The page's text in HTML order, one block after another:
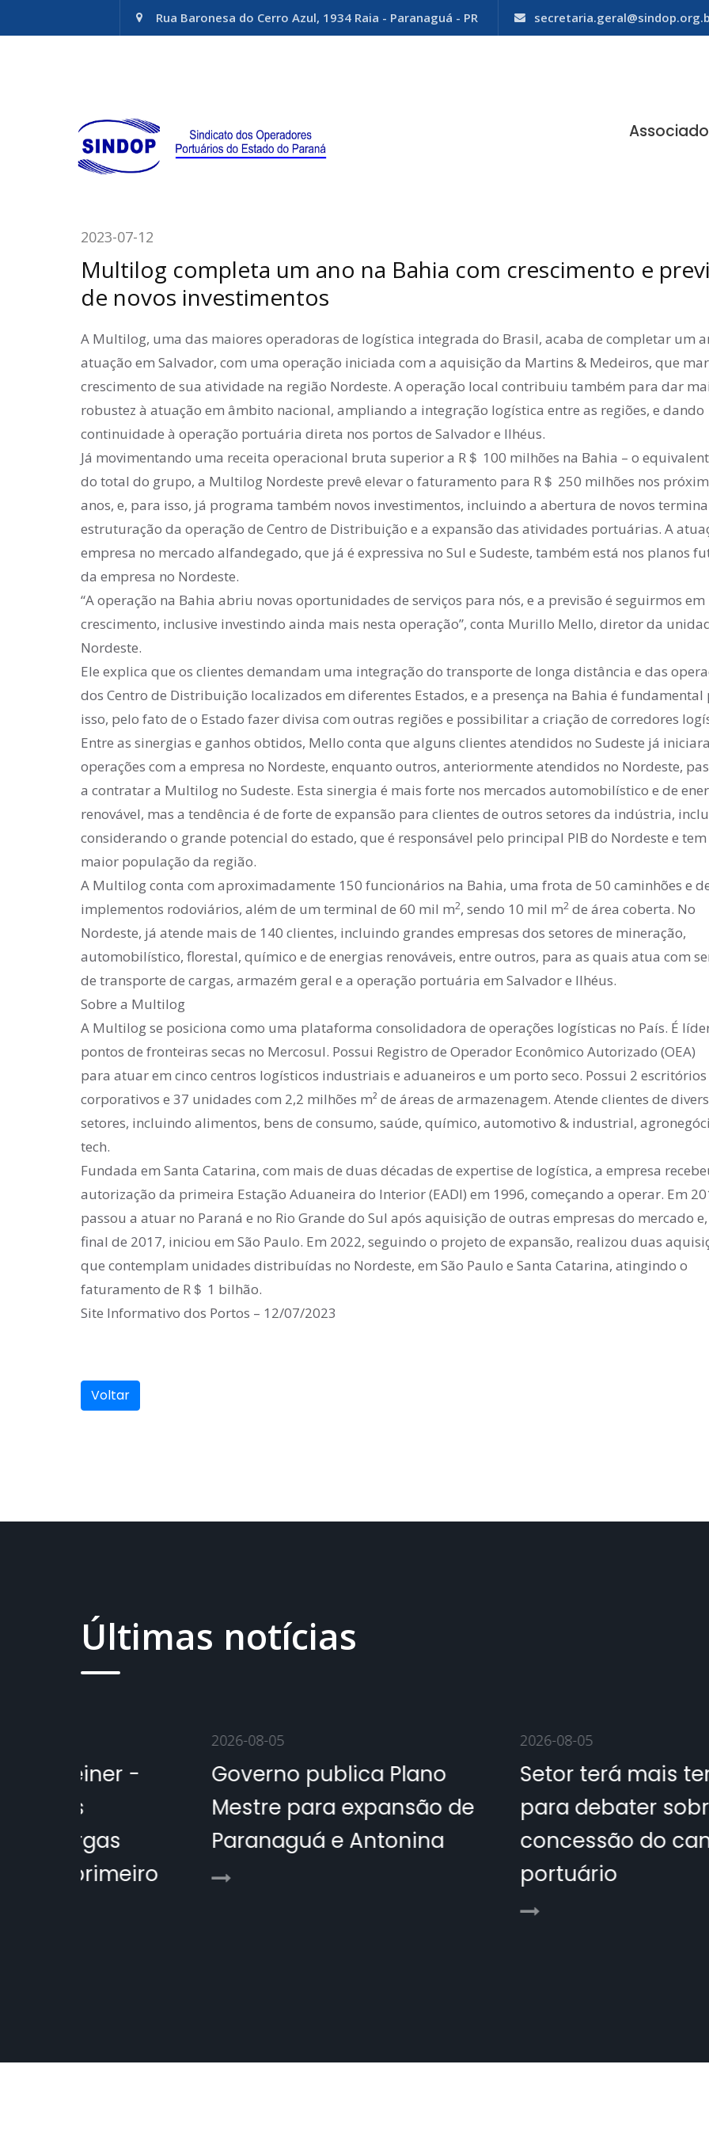
Rua Baronesa do Cerro Azul, 1934 Raia - Paranaguá - PR
2023-07-12
Multilog completa um ano na Bahia com crescimento e
de novos investimentos
A Multilog, uma das maiores operadoras de logística integrada do Brasil, acaba de completar um
atuação em Salvador, com uma operação iniciada com a aquisição da Martins & Medeiros, que
crescimento de sua atividade na região Nordeste. A operação local contribuiu também para dar
robustez à atuação em âmbito nacional, ampliando a integração logística entre as regiões, e dando
continuidade à operação portuária direta nos portos de Salvador e Ilhéus.
Já movimentando uma receita operacional bruta superior a R＄ 100 milhões na Bahia – o
do total do grupo, a Multilog Nordeste prevê elevar o faturamento para R＄ 250 milhões nos
anos, e, para isso, já programa também novos investimentos, incluindo a abertura de novos
estruturação da operação de Centro de Distribuição e a expansão das atividades portuárias. A
empresa no mercado alfandegado, que já é expressiva no Sul e Sudeste, também está nos planos
da empresa no Nordeste.
“A operação na Bahia abriu novas oportunidades de serviços para nós, e a previsão é seguirmos em
crescimento, inclusive investindo ainda mais nesta operação”, conta Murillo Mello, diretor da
Nordeste.
Ele explica que os clientes demandam uma integração do transporte de longa distância e das
dos Centro de Distribuição localizados em diferentes Estados, e a presença na Bahia é fundamental
isso, pelo fato de o Estado fazer divisa com outras regiões e possibilitar a criação de corredores
Entre as sinergias e ganhos obtidos, Mello conta que alguns clientes atendidos no Sudeste já
operações com a empresa no Nordeste, enquanto outros, anteriormente atendidos no Nordeste,
a contratar a Multilog no Sudeste. Esta sinergia é mais forte nos mercados automobilístico e de
renovável, mas a tendência é de forte de expansão para clientes de outros setores da indústria,
considerando o grande potencial do estado, que é responsável pelo principal PIB do Nordeste e tem
maior população da região.
A Multilog conta com aproximadamente 150 funcionários na Bahia, uma frota de 50 caminhões e
implementos rodoviários, além de um terminal de 60 mil m2, sendo 10 mil m2 de área coberta. No
Nordeste, já atende mais de 140 clientes, incluindo grandes empresas dos setores de mineração,
automobilístico, florestal, químico e de energias renováveis, entre outros, para as quais atua com
de transporte de cargas, armazém geral e a operação portuária em Salvador e Ilhéus.
Sobre a Multilog
A Multilog se posiciona como uma plataforma consolidadora de operações logísticas no País. É
pontos de fronteiras secas no Mercosul. Possui Registro de Operador Econômico Autorizado (OEA)
para atuar em cinco centros logísticos industriais e aduaneiros e um porto seco. Possui 2 escritórios
corporativos e 37 unidades com 2,2 milhões m² de áreas de armazenagem. Atende clientes de
setores, incluindo alimentos, bens de consumo, saúde, químico, automotivo & industrial,
tech.
Fundada em Santa Catarina, com mais de duas décadas de expertise de logística, a empresa
autorização da primeira Estação Aduaneira do Interior (EADI) em 1996, começando a operar. Em
passou a atuar no Paraná e no Rio Grande do Sul após aquisição de outras empresas do mercado
final de 2017, iniciou em São Paulo. Em 2022, seguindo o projeto de expansão, realizou duas
que contemplam unidades distribuídas no Nordeste, em São Paulo e Santa Catarina, atingindo o
faturamento de R＄ 1 bilhão.
Site Informativo dos Portos – 12/07/2023
Voltar
Últimas notícias
Governo publica Plano
Mestre para expansão de
Paranaguá e Antonina
Setor terá mais tempo
para debater sobre
concessão do canal